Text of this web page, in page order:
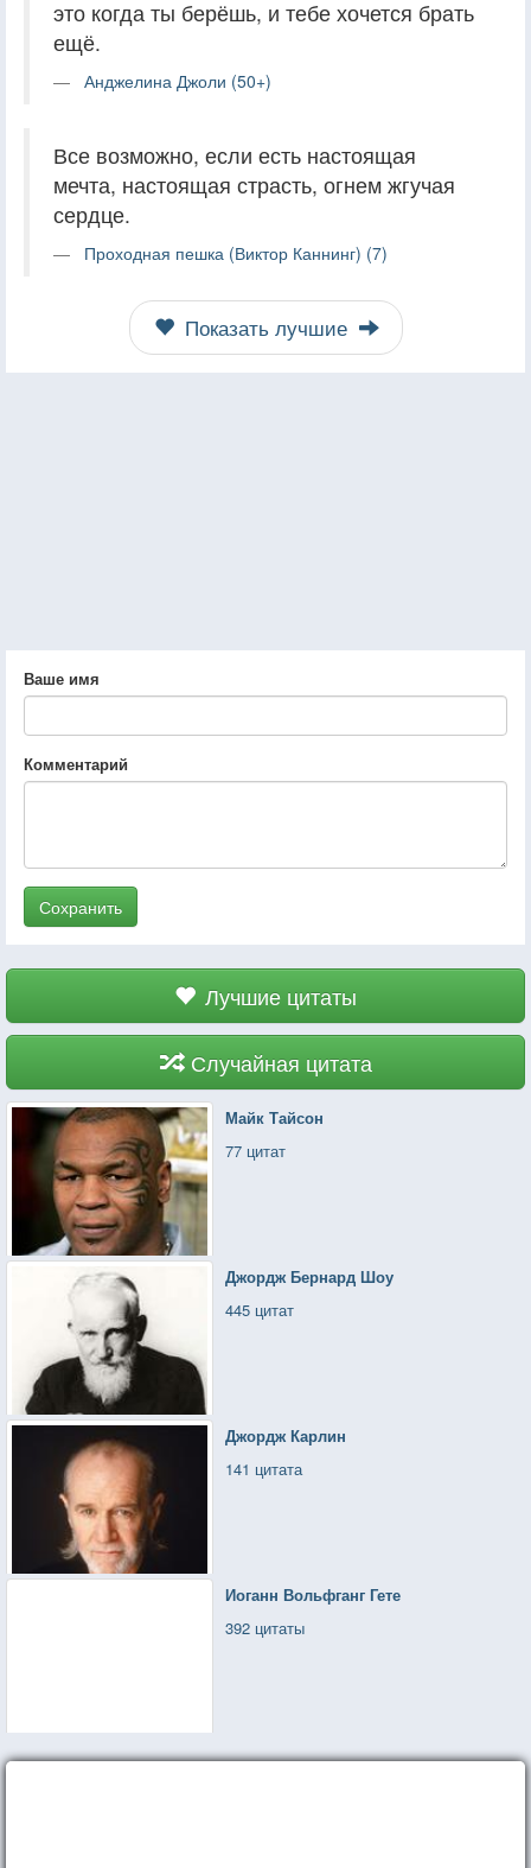
это когда ты берёшь, и тебе хочется брать
ещё.
Анджелина Джоли (50+)
Все возможно, если есть настоящая
мечта, настоящая страсть, огнем жгучая
сердце.
Проходная пешка (Виктор Каннинг) (7)
Показать лучшие
Ваше имя
Комментарий
Сохранить
Лучшие цитаты
Случайная цитата
Майк Тайсон
77 цитат
Джордж Бернард Шоу
445 цитат
Джордж Карлин
141 цитата
Иоганн Вольфганг Гете
392 цитаты